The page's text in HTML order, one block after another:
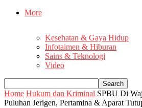
More
Kesehatan & Gaya Hidup
Infotaimen & Hiburan
Sains & Teknologi
Video
Home Hukum dan Kriminal SPBU Di
Puluhan Jerigen, Pertamina & Aparat